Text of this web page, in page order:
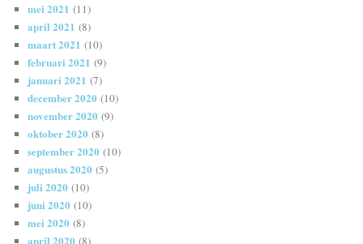
mei 2021 (11)
april 2021 (8)
maart 2021 (10)
februari 2021 (9)
januari 2021 (7)
december 2020 (10)
november 2020 (9)
oktober 2020 (8)
september 2020 (10)
augustus 2020 (5)
juli 2020 (10)
juni 2020 (10)
mei 2020 (8)
april 2020